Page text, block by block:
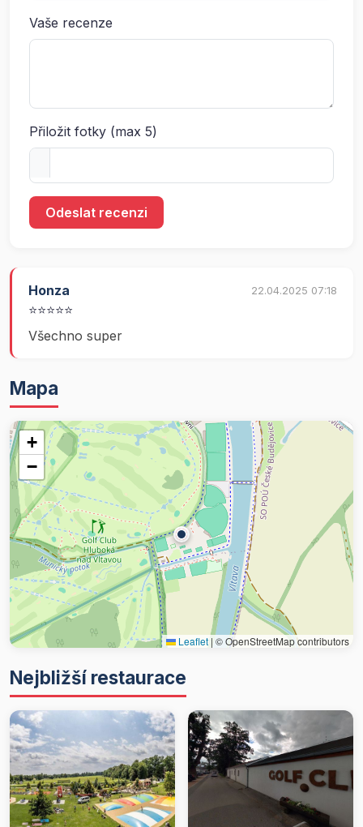
Vaše recenze
Přiložit fotky (max 5)
Odeslat recenzi
Honza 22.04.2025 07:18
⭐⭐⭐⭐⭐
Všechno super
Mapa
+
−
Leaflet | © OpenStreetMap contributors
Nejbližší restaurace